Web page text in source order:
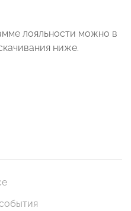
лояльности можно в
ниже.